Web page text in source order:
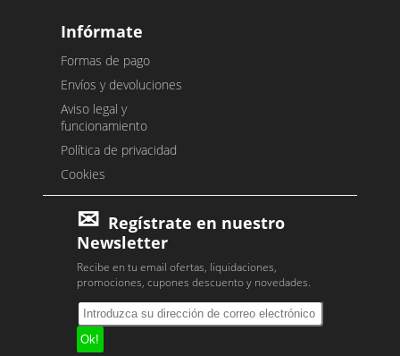
Infórmate
Formas de pago
Envíos y devoluciones
Aviso legal y
funcionamiento
Política de privacidad
Cookies
Regístrate en nuestro
Newsletter
Recibe en tu email ofertas, liquidaciones,
promociones, cupones descuento y novedades.